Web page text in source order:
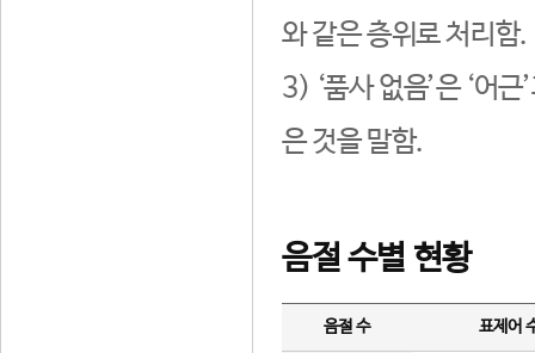
와 같은 층위로 처리함.
3) ‘품사 없음’은 ‘어
은 것을 말함.
음절 수별 현황
음절 수 표제어